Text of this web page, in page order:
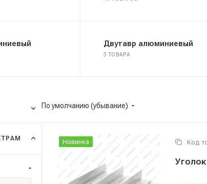
Двутавр алюминиевый
3 ТОВАРА
По умолчанию (убывание)
Новинка Код